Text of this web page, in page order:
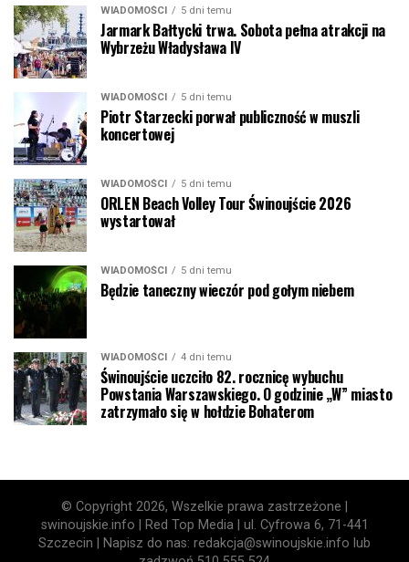
WIADOMOŚCI 5 dni temu
Jarmark Bałtycki trwa. Sobota pełna atrakcji na
Wybrzeżu Władysława IV
WIADOMOŚCI 5 dni temu
Piotr Starzecki porwał publiczność w muszli
koncertowej
WIADOMOŚCI 5 dni temu
ORLEN Beach Volley Tour Świnoujście 2026
wystartował
WIADOMOŚCI 5 dni temu
Będzie taneczny wieczór pod gołym niebem
WIADOMOŚCI 4 dni temu
Świnoujście uczciło 82. rocznicę wybuchu
Powstania Warszawskiego. O godzinie „W” miasto
zatrzymało się w hołdzie Bohaterom
© Copyright 2026, Wszelkie prawa zastrzeżone |
swinoujskie.info | Red Top Media | ul. Cyfrowa 6, 71-441
Szczecin | Napisz do nas: redakcja@swinoujskie.info lub